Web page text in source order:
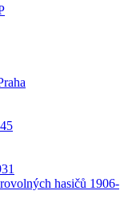
hasičů 1906-